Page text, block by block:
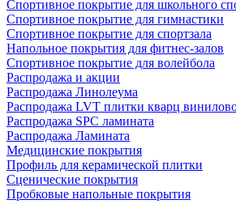
Спортивное покрытие для школьного
Спортивное покрытие для гимнастики
Спортивное покрытие для спортзала
Напольное покрытия для фитнес-залов
Спортивное покрытие для волейбола
Распродажа и акции
Распродажа Линолеума
Распродажа LVT плитки кварц
Распродажа SPC ламината
Распродажа Ламината
Медицинские покрытия
Профиль для керамической плитки
Сценические покрытия
Пробковые напольные покрытия